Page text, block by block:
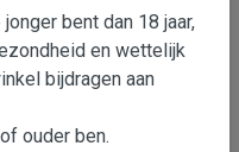
bent dan 18 jaar,
en wettelijk
bijdragen aan
ouder ben.